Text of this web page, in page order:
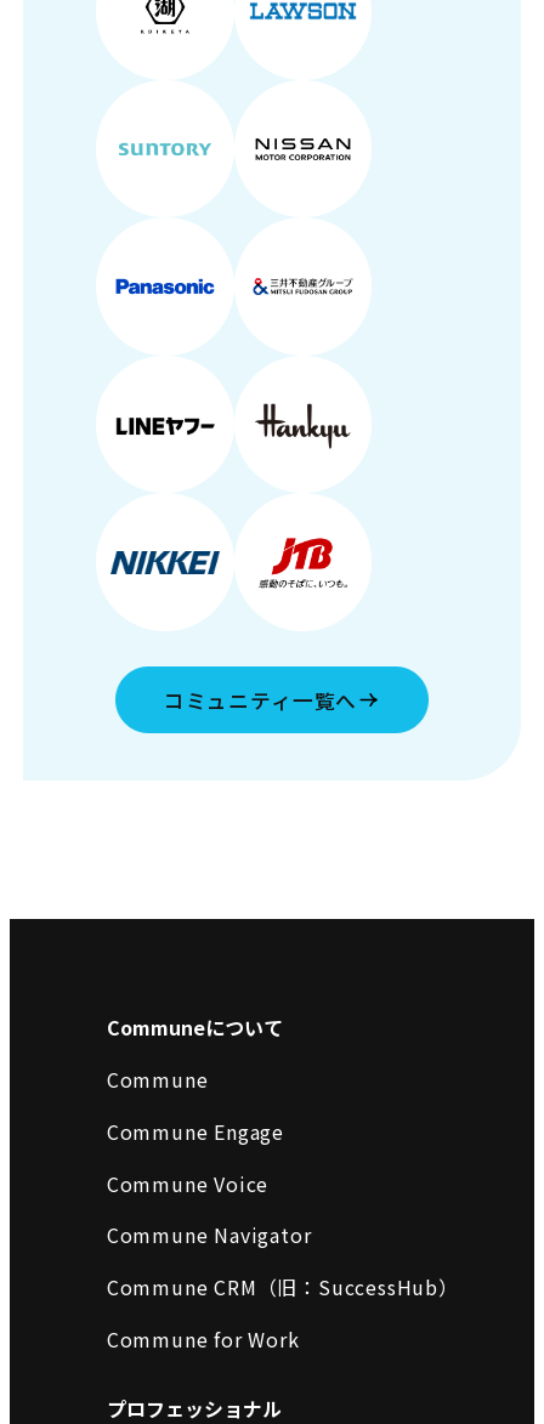
コミュニティ一覧へ
Communeについて
Commune
Commune Engage
Commune Voice
Commune Navigator
Commune CRM（旧：SuccessHub）
Commune for Work
プロフェッショナル